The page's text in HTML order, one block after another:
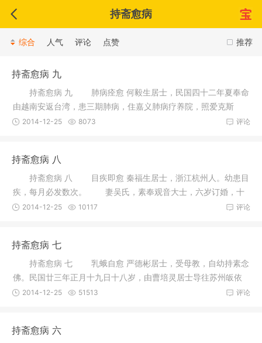
持斋愈病
推荐
综合 人气 评论 点赞
持斋愈病 九
持斋愈病 九 肺病痊愈 何毅生居士，民国四十二年夏奉命
由越南安返台湾，患三期肺病，住嘉义肺病疗养院，照爱克斯
光，全肺
评论
2014-12-25 8073
持斋愈病 八
持斋愈病 八 目疾即愈 秦福生居士，浙江杭州人。幼患目
疾，每月必发数次。 妻吴氏，素奉观音大士，六岁订婚，十
九岁
评论
2014-12-25 10117
持斋愈病 七
持斋愈病 七 乳蛾自愈 严德彬居士，受母教，自幼持素念
佛。民国廿三年正月十九日十八岁，由曹培灵居士导往苏州皈依
印光大
评论
2014-12-25 51513
持斋愈病 六